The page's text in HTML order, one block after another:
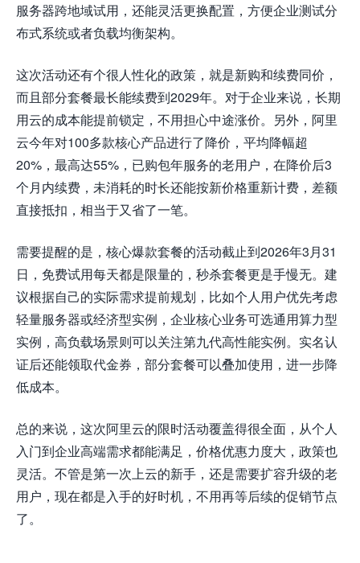
服务器跨地域试用，还能灵活更换配置，方便企业测试分
布式系统或者负载均衡架构。
这次活动还有个很人性化的政策，就是新购和续费同价，
而且部分套餐最长能续费到2029年。对于企业来说，长期
用云的成本能提前锁定，不用担心中途涨价。另外，阿里
云今年对100多款核心产品进行了降价，平均降幅超
20%，最高达55%，已购包年服务的老用户，在降价后3
个月内续费，未消耗的时长还能按新价格重新计费，差额
直接抵扣，相当于又省了一笔。
需要提醒的是，核心爆款套餐的活动截止到2026年3月31
日，免费试用每天都是限量的，秒杀套餐更是手慢无。建
议根据自己的实际需求提前规划，比如个人用户优先考虑
轻量服务器或经济型实例，企业核心业务可选通用算力型
实例，高负载场景则可以关注第九代高性能实例。实名认
证后还能领取代金券，部分套餐可以叠加使用，进一步降
低成本。
总的来说，这次阿里云的限时活动覆盖得很全面，从个人
入门到企业高端需求都能满足，价格优惠力度大，政策也
灵活。不管是第一次上云的新手，还是需要扩容升级的老
用户，现在都是入手的好时机，不用再等后续的促销节点
了。